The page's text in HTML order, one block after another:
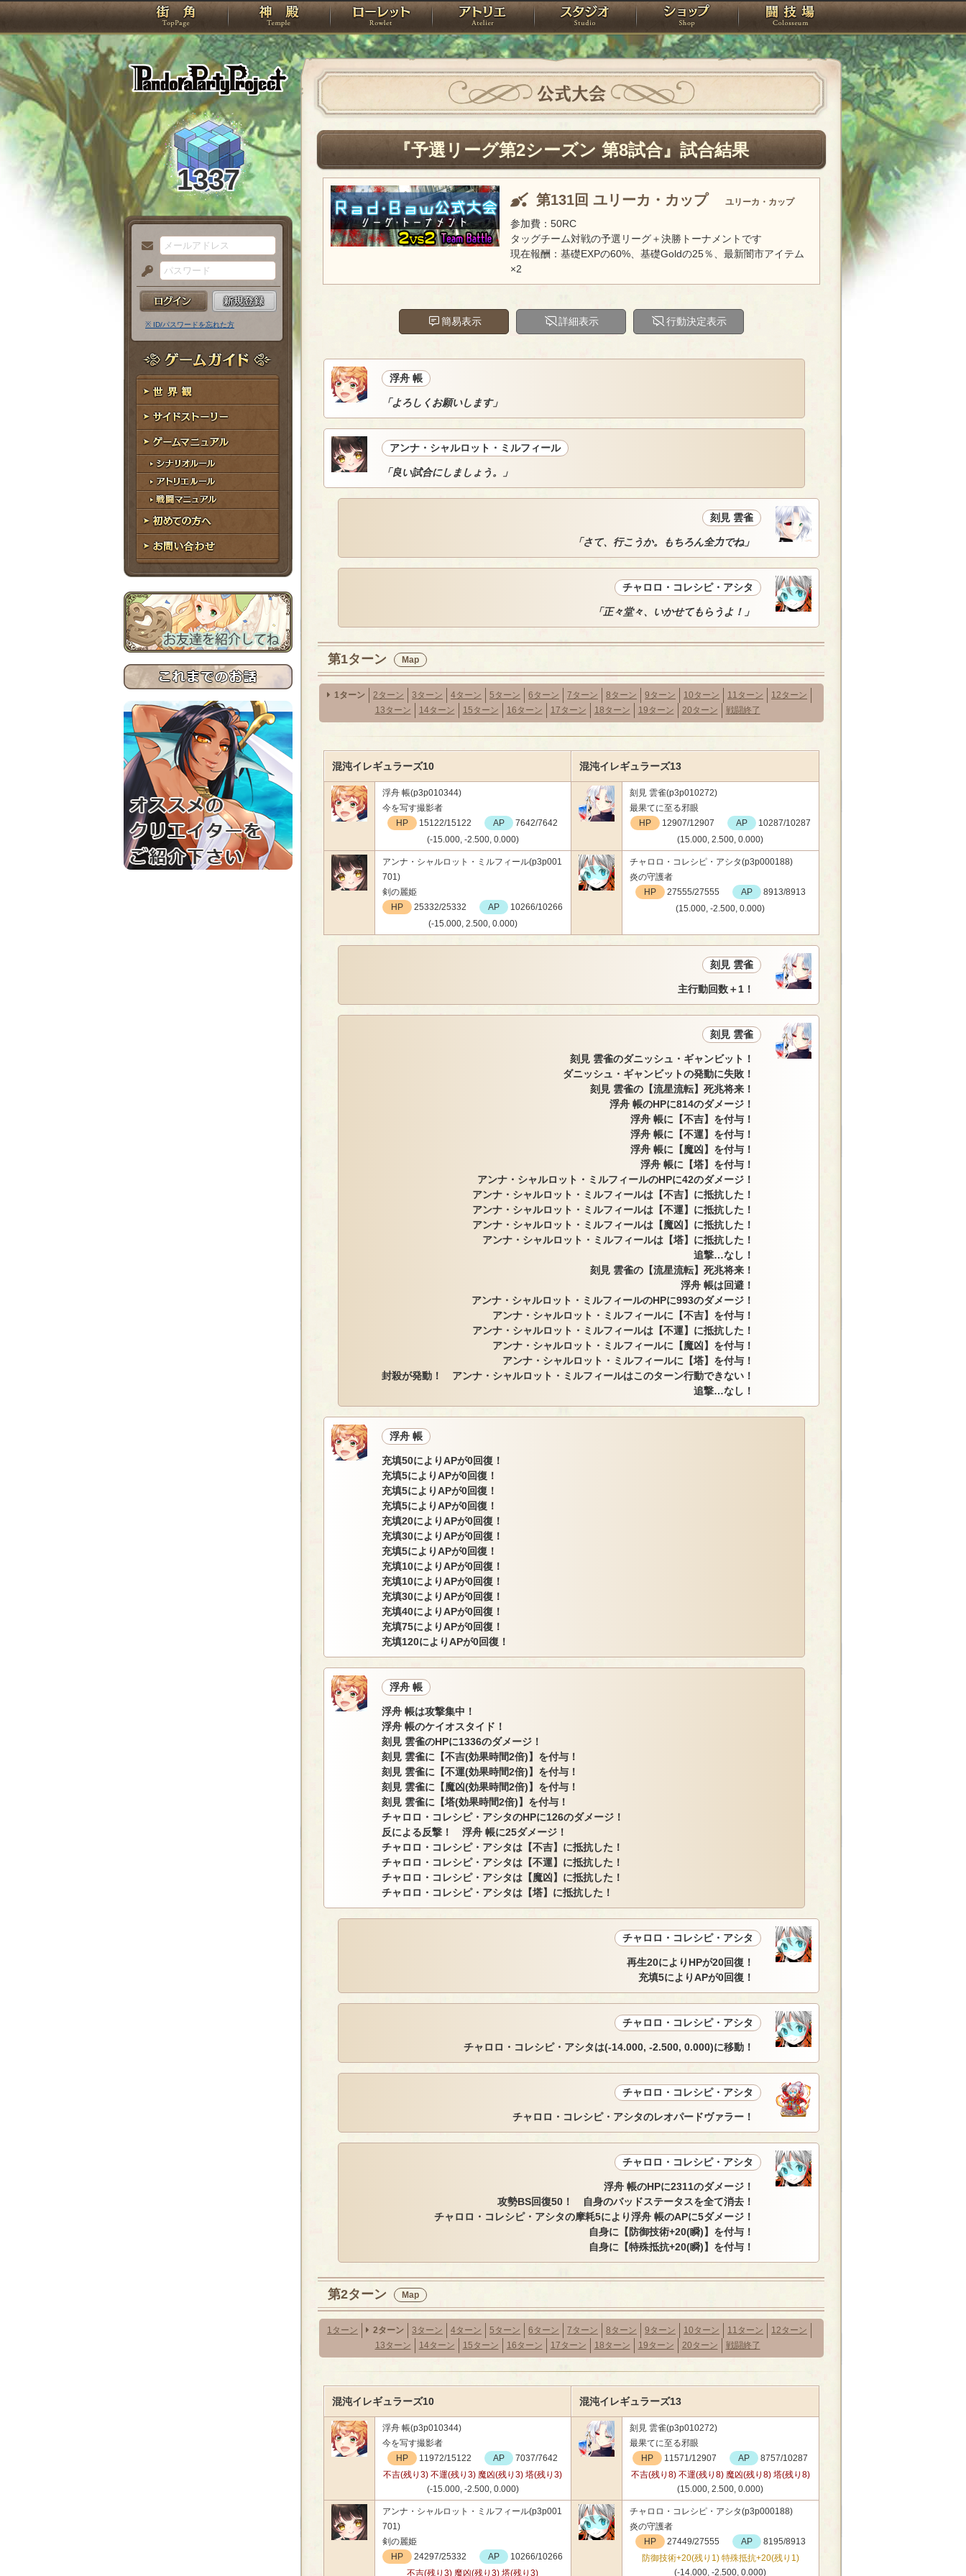
PandoraPartyProject
TOP 神殿 ローレット アトリエ スタジオ ショップ 闘技場
1337
メ
ー
ル
ア
ド
レ
ス
パ
ス
ー
ド
※ ID/パスワードを忘れた方
ゲームガイド
世界観
サイドストーリー
ゲームマニュアル
シナリオルール
アトリエルール
戦闘マニュアル
初めての方へ
お問い合わせ
公式大会
『予選リーグ第2シーズン 第8試合』試合結果
第131回 ユリーカ・カップ ユリーカ・カップ
参加費：50RC
タッグチーム対戦の予選リーグ＋決勝トーナメントです
現在報酬：基礎EXPの60%、基礎Goldの25％、最新闇市アイテム
×2
簡易表示 詳細表示 行動決定表示
浮舟 帳
「よろしくお願いします」
アンナ・シャルロット・ミルフィール
「良い試合にしましょう。」
刻見 雲雀
「さて、行こうか。もちろん全力でね」
チャロロ・コレシピ・アシタ
「正々堂々、いかせてもらうよ！」
第1ターン Map
1ターン 2ターン 3ターン 4ターン 5ターン 6ターン 7ターン 8ターン 9ターン 10ターン 11ターン
12ターン
13ターン
14ターン 15ターン 16ターン 17ターン 18ターン 19ターン 20ターン 戦闘終了
混沌イレギュラーズ10 混沌イレギュラーズ13
浮舟 帳(p3p010344)
今を写す撮影者
HP
15122/15122 AP
7642/7642
(-15.000, -2.500, 0.000)
刻見 雲雀(p3p010272)
最果てに至る邪眼
HP
12907/12907 AP
10287/10287
(15.000, 2.500, 0.000)
アンナ・シャルロット・ミルフィール(p3p001
701)
剣の麗姫
HP
25332/25332 AP
10266/10266
(-15.000, 2.500, 0.000)
チャロロ・コレシピ・アシタ(p3p000188)
炎の守護者
HP
27555/27555 AP
8913/8913
(15.000, -2.500, 0.000)
刻見 雲雀
主行動回数＋1！
刻見 雲雀
刻見 雲雀のダニッシュ・ギャンビット！
ダニッシュ・ギャンビットの発動に失敗！
刻見 雲雀の【流星流転】死兆将来！
浮舟 帳のHPに814のダメージ！
浮舟 帳に【不吉】を付与！
浮舟 帳に【不運】を付与！
浮舟 帳に【魔凶】を付与！
浮舟 帳に【塔】を付与！
アンナ・シャルロット・ミルフィールのHPに42のダメージ！
アンナ・シャルロット・ミルフィールは【不吉】に抵抗した！
アンナ・シャルロット・ミルフィールは【不運】に抵抗した！
アンナ・シャルロット・ミルフィールは【魔凶】に抵抗した！
アンナ・シャルロット・ミルフィールは【塔】に抵抗した！
追撃…なし！
刻見 雲雀の【流星流転】死兆将来！
浮舟 帳は回避！
アンナ・シャルロット・ミルフィールのHPに993のダメージ！
アンナ・シャルロット・ミルフィールに【不吉】を付与！
アンナ・シャルロット・ミルフィールは【不運】に抵抗した！
アンナ・シャルロット・ミルフィールに【魔凶】を付与！
アンナ・シャルロット・ミルフィールに【塔】を付与！
封殺が発動！ アンナ・シャルロット・ミルフィールはこのターン行動できない！
追撃…なし！
浮舟 帳
充填50によりAPが0回復！
充填5によりAPが0回復！
充填5によりAPが0回復！
充填5によりAPが0回復！
充填20によりAPが0回復！
充填30によりAPが0回復！
充填5によりAPが0回復！
充填10によりAPが0回復！
充填10によりAPが0回復！
充填30によりAPが0回復！
充填40によりAPが0回復！
充填75によりAPが0回復！
充填120によりAPが0回復！
浮舟 帳
浮舟 帳は攻撃集中！
浮舟 帳のケイオスタイド！
刻見 雲雀のHPに1336のダメージ！
刻見 雲雀に【不吉(効果時間2倍)】を付与！
刻見 雲雀に【不運(効果時間2倍)】を付与！
刻見 雲雀に【魔凶(効果時間2倍)】を付与！
刻見 雲雀に【塔(効果時間2倍)】を付与！
チャロロ・コレシピ・アシタのHPに126のダメージ！
反による反撃！ 浮舟 帳に25ダメージ！
チャロロ・コレシピ・アシタは【不吉】に抵抗した！
チャロロ・コレシピ・アシタは【不運】に抵抗した！
チャロロ・コレシピ・アシタは【魔凶】に抵抗した！
チャロロ・コレシピ・アシタは【塔】に抵抗した！
チャロロ・コレシピ・アシタ
再生20によりHPが20回復！
充填5によりAPが0回復！
チャロロ・コレシピ・アシタ
チャロロ・コレシピ・アシタは(-14.000, -2.500, 0.000)に移動！
チャロロ・コレシピ・アシタ
チャロロ・コレシピ・アシタのレオパードヴァラー！
チャロロ・コレシピ・アシタ
浮舟 帳のHPに2311のダメージ！
攻勢BS回復50！ 自身のバッドステータスを全て消去！
チャロロ・コレシピ・アシタの摩耗5により浮舟 帳のAPに5ダメージ！
自身に【防御技術+20(瞬)】を付与！
自身に【特殊抵抗+20(瞬)】を付与！
第2ターン Map
1ターン 2ターン 3ターン 4ターン 5ターン 6ターン 7ターン 8ターン 9ターン 10ターン 11ターン
12ターン
13ターン
14ターン 15ターン 16ターン 17ターン 18ターン 19ターン 20ターン 戦闘終了
混沌イレギュラーズ10 混沌イレギュラーズ13
浮舟 帳(p3p010344)
今を写す撮影者
HP
11972/15122 AP
7037/7642
不吉(残り3) 不運(残り3) 魔凶(残り3) 塔(残り3)
(-15.000, -2.500, 0.000)
刻見 雲雀(p3p010272)
最果てに至る邪眼
HP
11571/12907 AP
8757/10287
不吉(残り8) 不運(残り8) 魔凶(残り8) 塔(残り8)
(15.000, 2.500, 0.000)
アンナ・シャルロット・ミルフィール(p3p001
701)
剣の麗姫
HP
24297/25332 AP
10266/10266
不吉(残り3) 魔凶(残り3) 塔(残り3)
チャロロ・コレシピ・アシタ(p3p000188)
炎の守護者
HP
27449/27555 AP
8195/8913
防御技術+20(残り1) 特殊抵抗+20(残り1)
(-14.000, -2.500, 0.000)